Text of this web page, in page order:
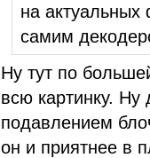
на актуальных
самим
Ну тут по
всю картинку. Ну
подавлением
он и приятнее в